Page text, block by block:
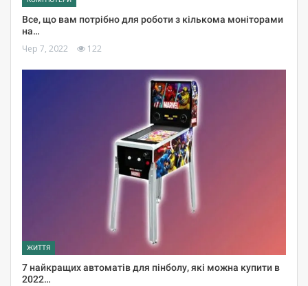
Все, що вам потрібно для роботи з кількома моніторами
на…
Чер 7, 2022 122
ЖИТТЯ
7 найкращих автоматів для пінболу, які можна купити в
2022…